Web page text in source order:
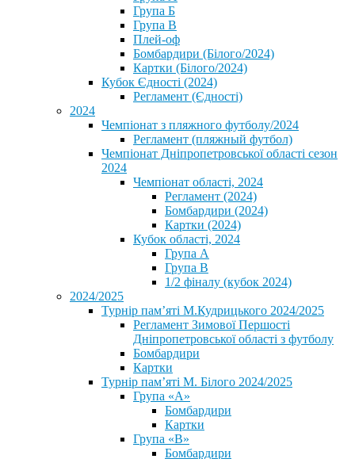
Група Б
Група В
Плей-оф
Бомбардири (Білого/2024)
Картки (Білого/2024)
Кубок Єдності (2024)
Регламент (Єдності)
2024
Чемпіонат з пляжного футболу/2024
Регламент (пляжный футбол)
Чемпіонат Дніпропетровської області сезон
2024
Чемпіонат області, 2024
Регламент (2024)
Бомбардири (2024)
Картки (2024)
Кубок області, 2024
Група А
Група В
1/2 фіналу (кубок 2024)
2024/2025
Турнір пам’яті М.Кудрицького 2024/2025
Регламент Зимової Першості
Дніпропетровської області з футболу
Бомбардири
Картки
Турнір пам’яті М. Білого 2024/2025
Група «А»
Бомбардири
Картки
Група «В»
Бомбардири